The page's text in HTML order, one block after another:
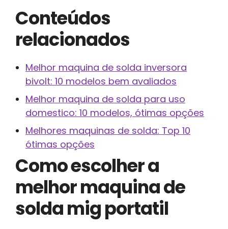
Conteúdos
relacionados
Melhor maquina de solda inversora
bivolt: 10 modelos bem avaliados
Melhor maquina de solda para uso
domestico: 10 modelos, ótimas opções
Melhores maquinas de solda: Top 10
ótimas opções
Como escolher a
melhor maquina de
solda mig portatil